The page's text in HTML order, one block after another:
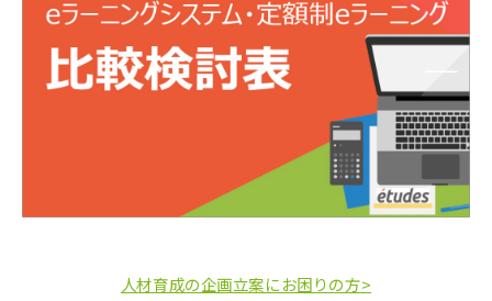
人材育成の企画立案にお困りの方>